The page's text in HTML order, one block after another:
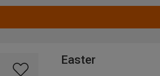
Easter